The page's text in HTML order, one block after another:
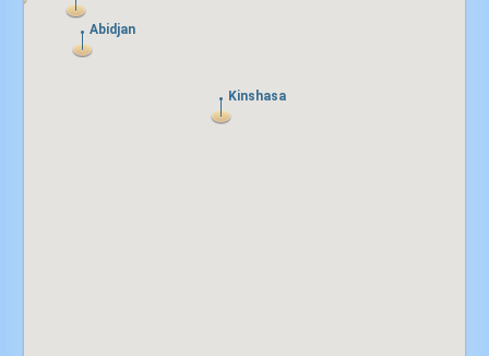
Kinshasa
Abidjan
Kinshasa
Abidjan